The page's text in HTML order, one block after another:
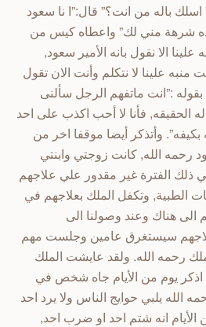
باله من انت؟” قال:”ا نا سعود
شرهة مني لك” واعطاه كيس من
الا نقول بانه الأمير سعود,
علينا لا نتكلم وأنت الان تقول
:”انت ماتفهم الرجل سألنى
الحقيقه, فأنا لا أحب اكذب على احد
وأتذكر أيضا موقفا اخر من
رحمه الله, كانت زوجتي وابنتي
الفترة غير مقدور علي علاجهم
الطبية, وتكفل الملك بعلاجهم في
هناك وعند وصولنا الى
سيستغرق عامين وجلست مهم
رحمه الله. ولقد عايشت الملك
25 سنه ولا اذكر يوم من الأيام جاه شخص في
الله يلبي حوايج الناس ولا يرد احد
الأيام انه شتم احد او ضرب احد,